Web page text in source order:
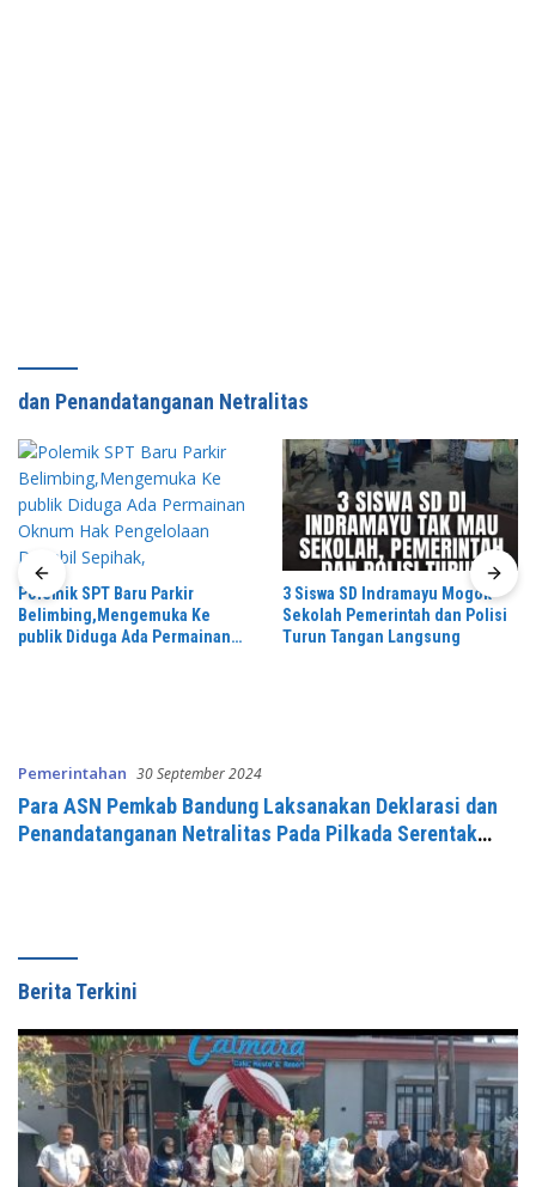
dan Penandatanganan Netralitas
Polemik SPT Baru Parkir
Belimbing,Mengemuka Ke
publik Diduga Ada Permainan
3 Siswa SD Indramayu Mogok
Sekolah Pemerintah dan Polisi
Turun Tangan Langsung
Pemerintahan 30 September 2024
Para ASN Pemkab Bandung Laksanakan Deklarasi dan
Penandatanganan Netralitas Pada Pilkada Serentak
Berita Terkini